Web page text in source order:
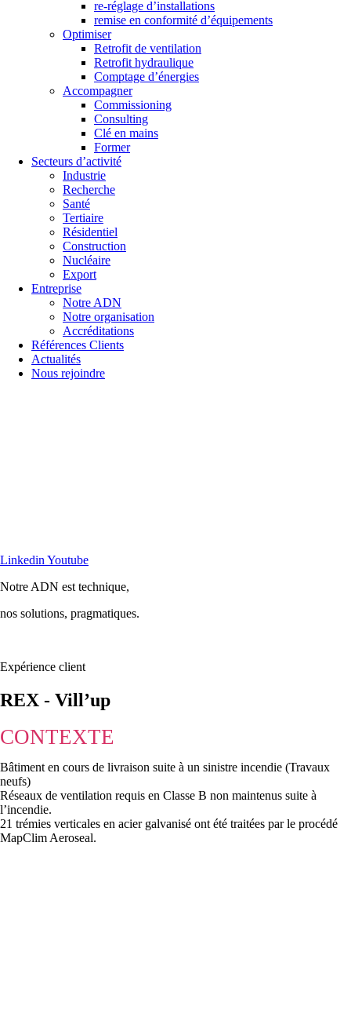
re-réglage d’installations
remise en conformité d’équipements
Optimiser
Retrofit de ventilation
Retrofit hydraulique
Comptage d’énergies
Accompagner
Commissioning
Consulting
Clé en mains
Former
Secteurs d’activité
Industrie
Recherche
Santé
Tertiaire
Résidentiel
Construction
Nucléaire
Export
Entreprise
Notre ADN
Notre organisation
Accréditations
Références Clients
Actualités
Nous rejoindre
Linkedin Youtube
Notre ADN est technique,
nos solutions, pragmatiques.
Expérience client
REX - Vill’up
CONTEXTE
Bâtiment en cours de livraison suite à un sinistre incendie (Travaux
neufs)
Réseaux de ventilation requis en Classe B non maintenus suite à
l’incendie.
21 trémies verticales en acier galvanisé ont été traitées par le procédé
MapClim Aeroseal.